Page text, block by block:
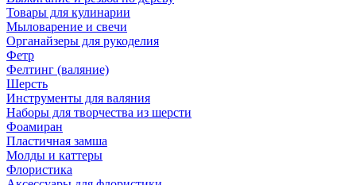
Товары для кулинарии
Мыловарение и свечи
Органайзеры для рукоделия
Фетр
Фелтинг (валяние)
Шерсть
Инструменты для валяния
Наборы для творчества из шерсти
Фоамиран
Пластичная замша
Молды и каттеры
Флористика